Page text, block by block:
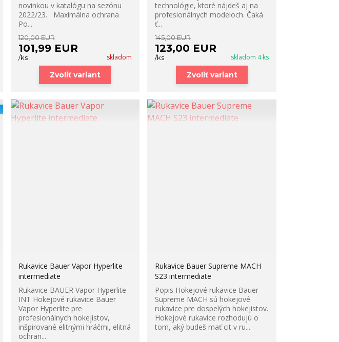
novinkou v katalógu na sezónu
2022/23. Maximálna ochrana
Po...
120,00 EUR
101,99 EUR
/ks skladom
Zvoliť variant
technológie, ktoré nájdeš aj na
profesionálnych modeloch. Čaká
ť...
145,00 EUR
123,00 EUR
/ks skladom 4 ks
Zvoliť variant
Rukavice Bauer Vapor Hyperlite
intermediate
Rukavice BAUER Vapor Hyperlite
INT Hokejové rukavice Bauer
Vapor Hyperlite pre
profesionálnych hokejistov,
inšpirované elitnými hráčmi, elitná
ochran...
Rukavice Bauer Supreme MACH
S23 intermediate
Popis Hokejové rukavice Bauer
Supreme MACH sú hokejové
rukavice pre dospelých hokejistov.
Hokejové rukavice rozhodujú o
tom, aký budeš mať cit v ru...